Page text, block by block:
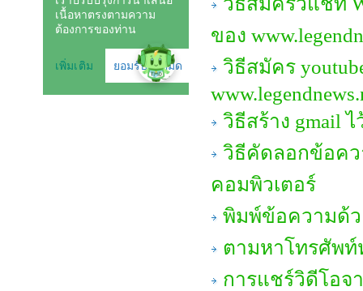
ของ
วิธีสมัคร
วิธีสร้าง gmail ไ
วิธีคัดลอกข้อคว
คอมพิวเตอร์
พิมพ์ข้อความด้
ตามหาโทรศัพท์
การแชร์วิดีโอจ